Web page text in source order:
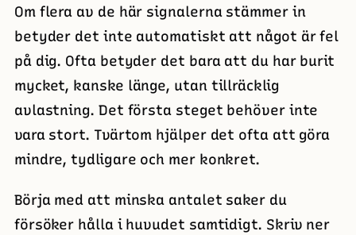
Om flera av de här signalerna stämmer in
betyder det inte automatiskt att något är fel
på dig. Ofta betyder det bara att du har burit
mycket, kanske länge, utan tillräcklig
avlastning. Det första steget behöver inte
vara stort. Tvärtom hjälper det ofta att göra
mindre, tydligare och mer konkret.
Börja med att minska antalet saker du
försöker hålla i huvudet samtidigt. Skriv ner